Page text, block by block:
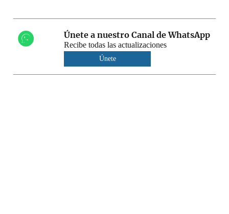
Únete a nuestro Canal de WhatsApp
Recibe todas las actualizaciones
Únete